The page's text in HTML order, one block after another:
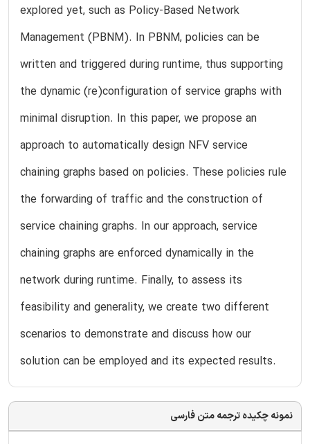
explored yet, such as Policy-Based Network
Management (PBNM). In PBNM, policies can be
written and triggered during runtime, thus supporting
the dynamic (re)configuration of service graphs with
minimal disruption. In this paper, we propose an
approach to automatically design NFV service
chaining graphs based on policies. These policies rule
the forwarding of traffic and the construction of
service chaining graphs. In our approach, service
chaining graphs are enforced dynamically in the
network during runtime. Finally, to assess its
feasibility and generality, we create two different
scenarios to demonstrate and discuss how our
solution can be employed and its expected results.
نمونه چکیده ترجمه متن فارسی